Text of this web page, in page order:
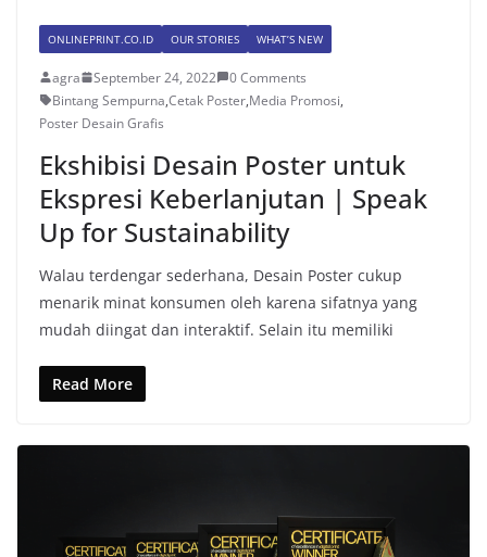
ONLINEPRINT.CO.ID OUR STORIES WHAT’S NEW
agra September 24, 2022
0 Comments
Bintang Sempurna,Cetak Poster,Media Promosi,
Poster Desain Grafis
Ekshibisi Desain Poster untuk
Ekspresi Keberlanjutan | Speak
Up for Sustainability
Walau terdengar sederhana, Desain Poster cukup
menarik minat konsumen oleh karena sifatnya yang
mudah diingat dan interaktif. Selain itu memiliki
Read More